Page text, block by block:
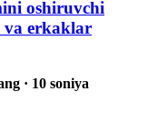
oshiruvchi
va erkaklar
· 10 soniya